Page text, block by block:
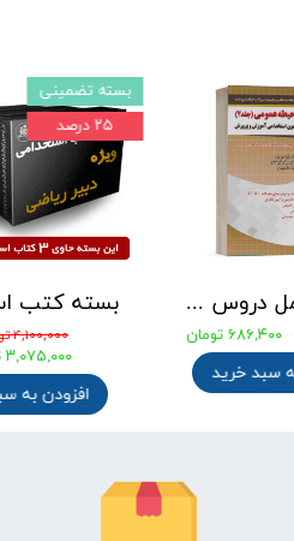
۴,۱۰۰,۰۰۰ تومان
۳,۰۷۵,۰۰۰
افزودن به
بسته تضمینی
۲۵ درصد
کتاب مکمل دروس حیطه عمومی ویژه آزمون استخدامی آموزش و پرورش 1405 نشر چهارخونه
۶۸۶,۴۰۰ تومان
به سبد خرید